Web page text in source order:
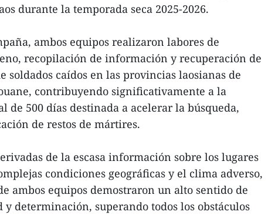
durante la temporada seca 2025-2026.
ambos equipos realizaron labores de
recopilación de información y recuperación de
soldados caídos en las provincias laosianas de
contribuyendo significativamente a la
de 500 días destinada a acelerar la búsqueda,
de restos de mártires.
de la escasa información sobre los lugares
condiciones geográficas y el clima adverso,
ambos equipos demostraron un alto sentido de
determinación, superando todos los obstáculos